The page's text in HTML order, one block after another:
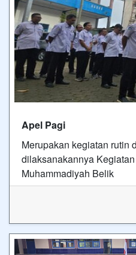
Apel Pagi
Merupakan kegiatan rutin
dilaksanakannya
Muhammadiyah Belik